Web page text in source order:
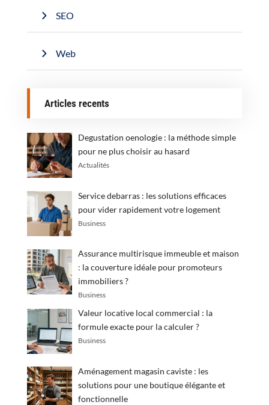
SEO
Web
Articles recents
Degustation oenologie : la méthode simple
pour ne plus choisir au hasard
Actualités
Service debarras : les solutions efficaces
pour vider rapidement votre logement
Business
Assurance multirisque immeuble et maison
: la couverture idéale pour promoteurs
immobiliers ?
Business
Valeur locative local commercial : la
formule exacte pour la calculer ?
Business
Aménagement magasin caviste : les
solutions pour une boutique élégante et
fonctionnelle